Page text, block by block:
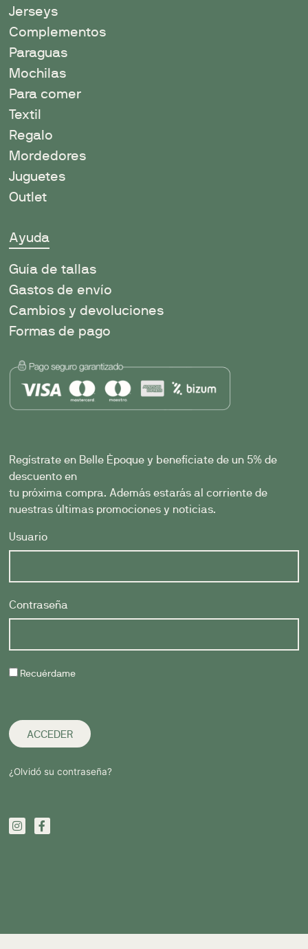
Jerseys
Complementos
Paraguas
Mochilas
Para comer
Textil
Regalo
Mordedores
Juguetes
Outlet
Ayuda
Guía de tallas
Gastos de envío
Cambios y devoluciones
Formas de pago
Regístrate en Belle Èpoque y benefíciate de un 5% de
descuento en
tu próxima compra. Además estarás al corriente de
nuestras últimas promociones y noticias.
Usuario
Contraseña
Recuérdame
ACCEDER
¿Olvidó su contraseña?